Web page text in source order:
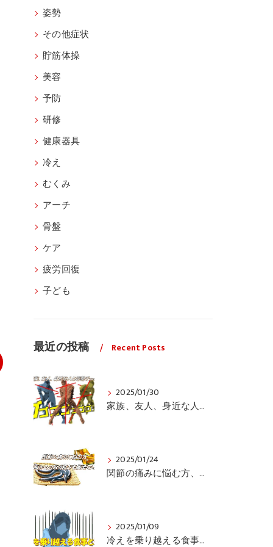
姿勢
その他症状
貯筋体操
美容
予防
研修
健康器具
冷え
むくみ
アーチ
骨盤
ケア
疲労回復
子ども
最近の投稿 Recent Posts
2025/01/30
家族、友人、身近な人の姿勢をちょっと見てみませんか？
2025/01/24
関節の痛みに悩む方、栄養面からの取り組みも重要ですよ！
2025/01/09
冷えを乗り越える食事と運動